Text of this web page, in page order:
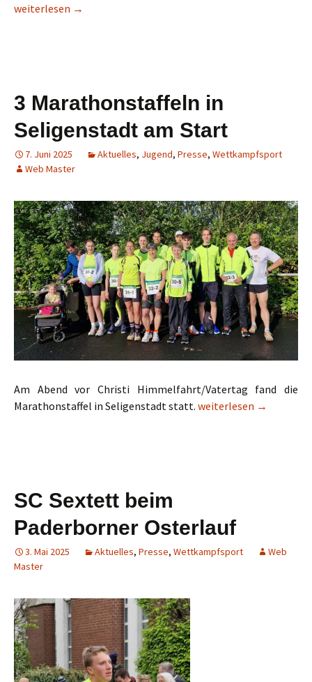
Kinderleichtathletik – Sommerevent
weiterlesen →
3 Marathonstaffeln in
Seligenstadt am Start
7. Juni 2025 Aktuelles, Jugend, Presse, Wettkampfsport
Web Master
Am Abend vor Christi Himmelfahrt/Vatertag fand die
Marathonstaffel in Seligenstadt statt. 3 Marathonstaffeln in
weiterlesen →
SC Sextett beim
Paderborner Osterlauf
3. Mai 2025 Aktuelles, Presse, Wettkampfsport
Web
Master